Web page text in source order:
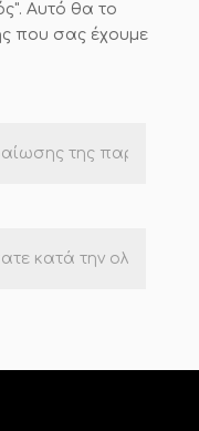
Αυτό θα το
που σας έχουμε